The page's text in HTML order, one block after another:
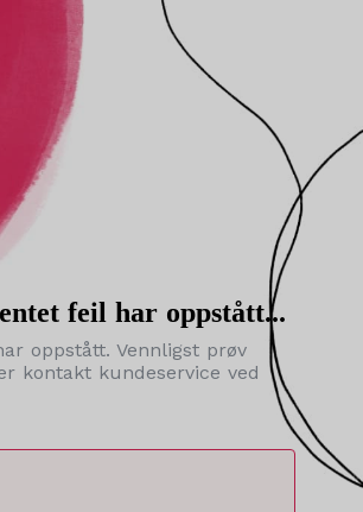
feil har oppstått...
oppstått. Vennligst prøv
kontakt kundeservice ved